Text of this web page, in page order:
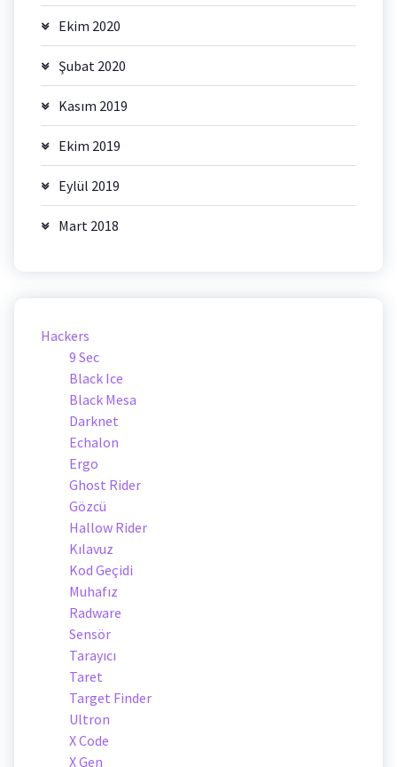
Ekim 2020
Şubat 2020
Kasım 2019
Ekim 2019
Eylül 2019
Mart 2018
Hackers
9 Sec
Black Ice
Black Mesa
Darknet
Echalon
Ergo
Ghost Rider
Gözcü
Hallow Rider
Kılavuz
Kod Geçidi
Muhafız
Radware
Sensör
Tarayıcı
Taret
Target Finder
Ultron
X Code
X Gen